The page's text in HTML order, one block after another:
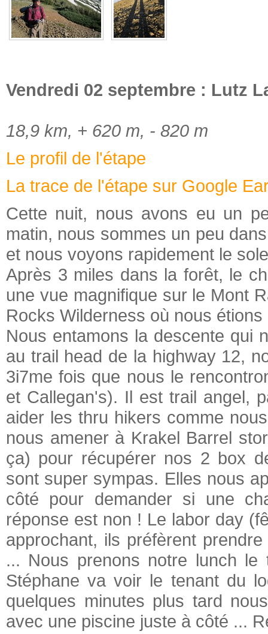
Vendredi 02 septembre : Lutz
18,9 km, + 620 m, - 820 m
Le profil de l'étape
La trace de l'étape sur Google
Cette nuit, nous avons eu un
matin, nous sommes un peu
et nous voyons rapidement le
Après 3 miles dans la forêt, le
une vue magnifique sur le Mont
Rocks Wilderness où nous étions
Nous entamons la descente qui
au trail head de la highway 12,
3i7me fois que nous le
et Callegan's). Il est trail angel,
aider les thru hikers comme
nous amener à Krakel Barrel
ça) pour récupérer nos 2 box
sont super sympas. Elles nous
côté pour demander si une
réponse est non ! Le labor day
approchant, ils préfèrent
... Nous prenons notre lunch
Stéphane va voir le tenant du
quelques minutes plus tard
avec une piscine juste à côté ...